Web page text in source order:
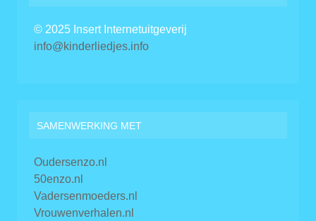
© 2025 Insert Internetuitgeverij
info@kinderliedjes.info
SAMENWERKING MET
Oudersenzo.nl
50enzo.nl
Vadersenmoeders.nl
Vrouwenverhalen.nl